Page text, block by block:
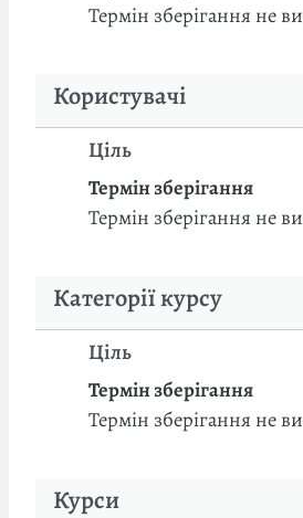
Термін зберігання не
Користувачі
Ціль
Термін зберігання
Термін зберігання не
Категорії курсу
Ціль
Термін зберігання
Термін зберігання не
Курси